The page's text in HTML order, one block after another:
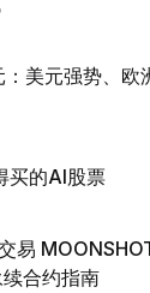
美元强势、欧
买的AI股票
易
合约指南